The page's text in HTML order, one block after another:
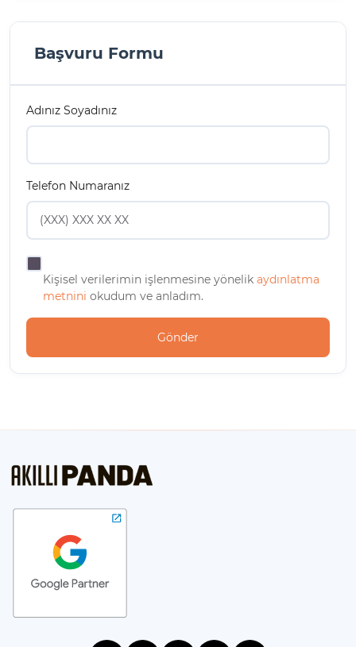
Başvuru Formu
Adınız Soyadınız
Telefon Numaranız
Kişisel verilerimin işlenmesine yönelik aydınlatma
metnini okudum ve anladım.
Gönder